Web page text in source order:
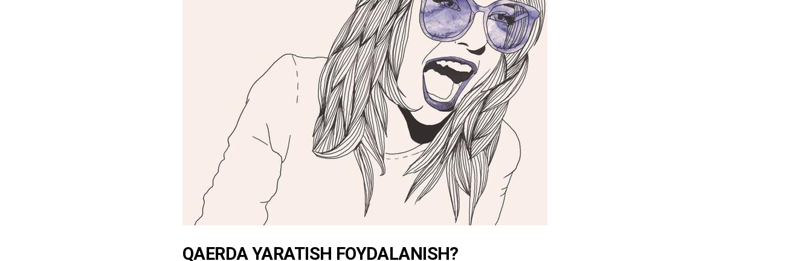
QAERDA YARATISH FOYDALANISH?